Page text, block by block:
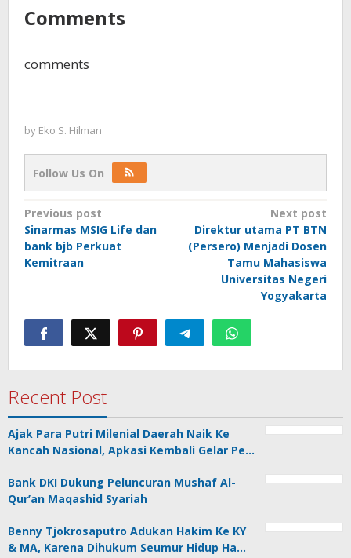
Comments
comments
by Eko S. Hilman
Follow Us On
Post
navigation
Previous post
Sinarmas MSIG Life dan
bank bjb Perkuat
Kemitraan
Next post
Direktur utama PT BTN
(Persero) Menjadi Dosen
Tamu Mahasiswa
Universitas Negeri
Yogyakarta
Recent Post
Ajak Para Putri Milenial Daerah Naik Ke
Kancah Nasional, Apkasi Kembali Gelar Pe…
Bank DKI Dukung Peluncuran Mushaf Al-
Qur’an Maqashid Syariah
Benny Tjokrosaputro Adukan Hakim Ke KY
& MA, Karena Dihukum Seumur Hidup Ha…